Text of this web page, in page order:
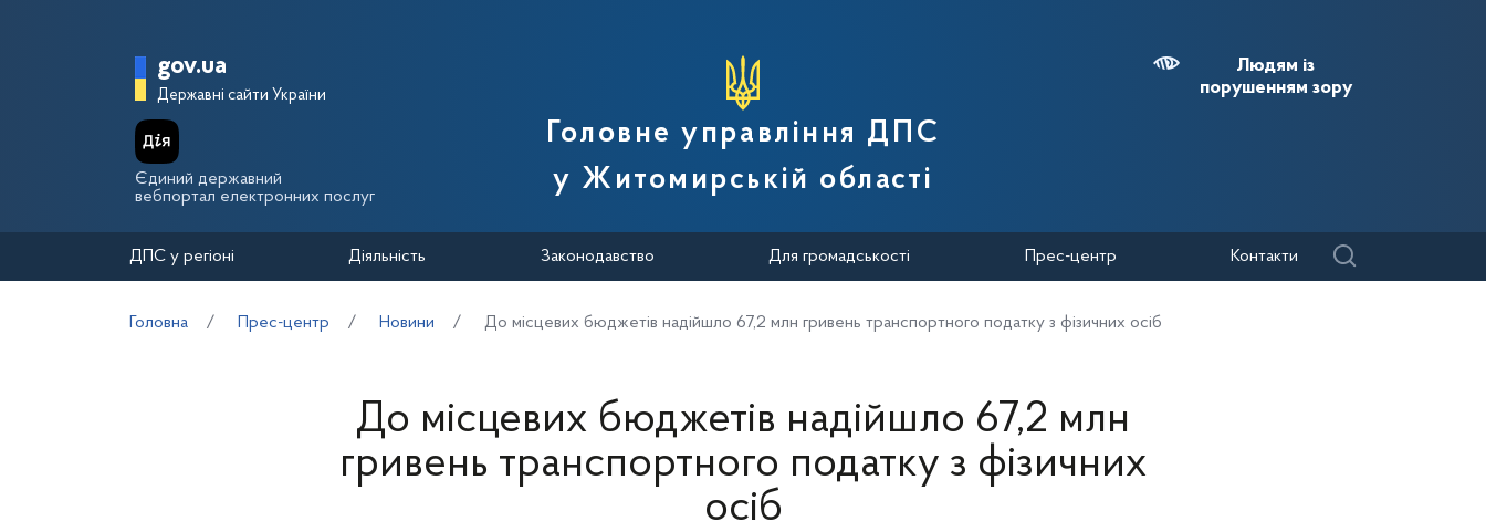
Головна сторінка Державної податкової служби України
gov.ua
Державні сайти України
Єдиний державний
вебпортал електронних послуг
Головне управління ДПС
у Житомирській області
Людям із
порушенням зору
ДПС у регіоні Діяльність Законодавство Для громадськості Прес-центр Контакти
Головна Прес-центр Новини До місцевих бюджетів надійшло 67,2 млн гривень транспортного податку з фізичних осіб
До місцевих бюджетів надійшло 67,2 млн
гривень транспортного податку з фізичних
осіб